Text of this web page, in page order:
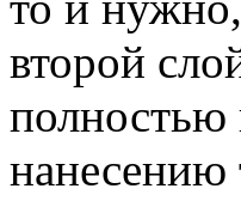
второй
полностью